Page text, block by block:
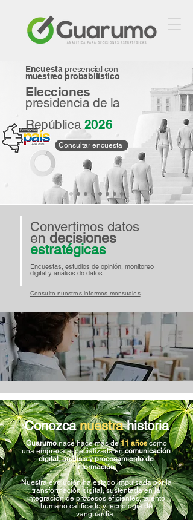
Encuesta presencial con
muestreo probabilístico
Elecciones
presidencia de la
República 2026
Consultar encuesta
Convertimos datos
en decisiones
estratégicas
Encuestas, estudios de opinión, monitoreo
digital y análisis de datos ​
Consulte nuestros informes mensuales
Conozcanuestrahistoria
Guarumonace hace más de11 años como
una empresa especializada encomunicación
digital, análisis y procesamiento de
información.
Nuestra evolución ha estado impulsada porla
transformación digital, sustentada en la
integración de procesos eficientes, talento
humano calificado y tecnología de
vanguardia.